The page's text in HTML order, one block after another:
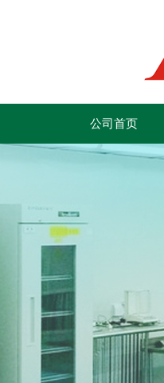
公司首页